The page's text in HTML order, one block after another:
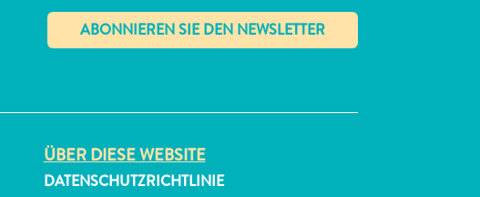
✕
ÜBER DIESE WEBSITE
DATENSCHUTZRICHTLINIE